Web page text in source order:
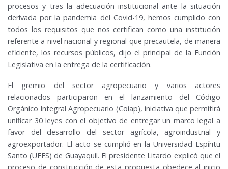
procesos y tras la adecuación institucional ante la situación
derivada por la pandemia del Covid-19, hemos cumplido con
todos los requisitos que nos certifican como una institución
referente a nivel nacional y regional que precautela, de manera
eficiente, los recursos públicos, dijo el principal de la Función
Legislativa en la entrega de la certificación.
El gremio del sector agropecuario y varios actores
relacionados participaron en el lanzamiento del Código
Orgánico Integral Agropecuario (Coiap), iniciativa que permitirá
unificar 30 leyes con el objetivo de entregar un marco legal a
favor del desarrollo del sector agrícola, agroindustrial y
agroexportador. El acto se cumplió en la Universidad Espíritu
Santo (UEES) de Guayaquil. El presidente Litardo explicó que el